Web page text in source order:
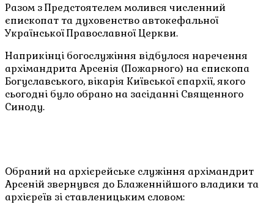
Разом з Предстоятелем молився численний
єпископат та духовенство автокефальної
Української Православної Церкви.
Наприкінці богослужіння відбулося наречення
архімандрита Арсенія (Пожарного) на єпископа
Богуславського, вікарія Київської єпархії, якого
сьогодні було обрано на засіданні Священного
Синоду.
Обраний на архієрейське служіння архімандрит
Арсеній звернувся до Блаженнійшого владики та
архієреїв зі ставленицьким словом: